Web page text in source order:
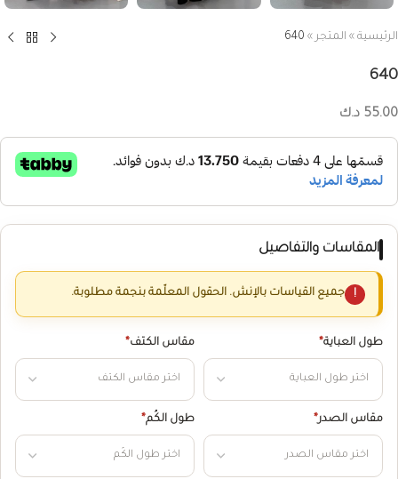
الرئيسية » المتجر »
640
640
55.00 د.ك
المقاسات والتفاصيل
جميع القياسات بالإنش. الحقول المعلّمة بنجمة مطلوبة.
طول العباية* مقاس الكتف*
مقاس الصدر* طول الكُم*